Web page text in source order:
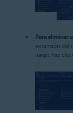
Para eliminar
extensión del
luego haz clic